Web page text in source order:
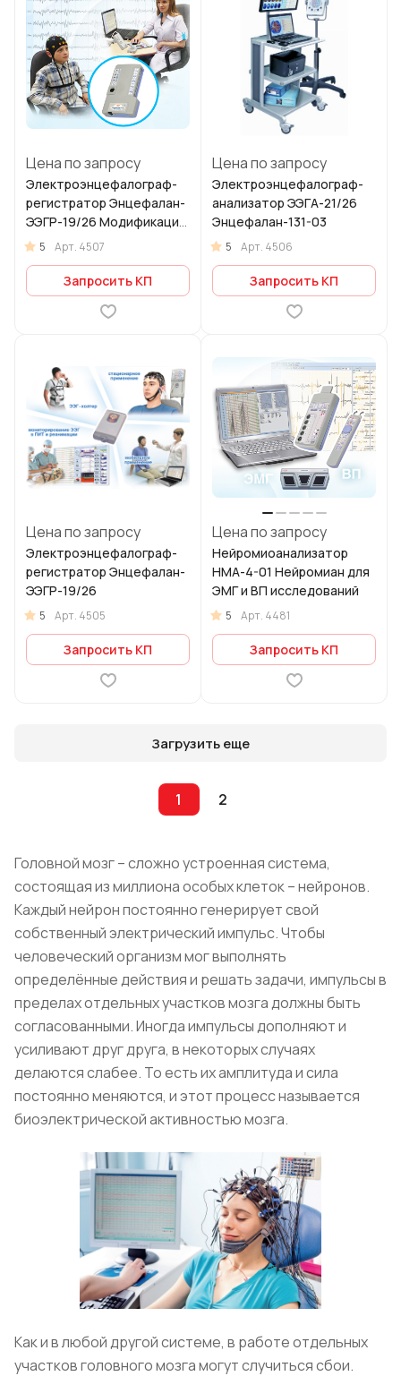
Цена по запросу
Электроэнцефалограф-
регистратор Энцефалан-
ЭЭГР-19/26 Модификация
«Мини»
5 Арт. 4507
Запросить КП
Цена по запросу
Электроэнцефалограф-
анализатор ЭЭГА-21/26
Энцефалан-131-03
5 Арт. 4506
Запросить КП
Цена по запросу
Электроэнцефалограф-
регистратор Энцефалан-
ЭЭГР-19/26
5 Арт. 4505
Запросить КП
Цена по запросу
Нейромиоанализатор
НМА-4-01 Нейромиан для
ЭМГ и ВП исследований
5 Арт. 4481
Запросить КП
Загрузить еще
1 2
Головной мозг – сложно устроенная система,
состоящая из миллиона особых клеток – нейронов.
Каждый нейрон постоянно генерирует свой
собственный электрический импульс. Чтобы
человеческий организм мог выполнять
определённые действия и решать задачи, импульсы в
пределах отдельных участков мозга должны быть
согласованными. Иногда импульсы дополняют и
усиливают друг друга, в некоторых случаях
делаются слабее. То есть их амплитуда и сила
постоянно меняются, и этот процесс называется
биоэлектрической активностью мозга.
Как и в любой другой системе, в работе отдельных
участков головного мозга могут случиться сбои.